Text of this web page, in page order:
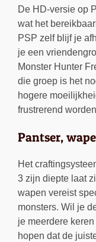
De HD-versie op
wat het
PSP zelf blijf je
je een
Monster Hunter
die groep is het
hogere
frustrerend
Pantser,
Het
3 zijn diepte laat
wapen vereist
monsters. Wil je
je meerdere
hopen dat de